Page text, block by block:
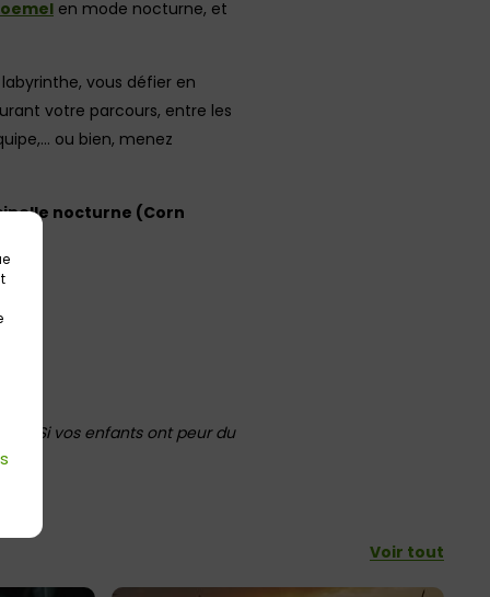
en mode nocturne, et
vous défier en
votre parcours, entre les
ou bien, menez
nocturne (Corn
/ Si vos enfants ont peur du
Voir tout